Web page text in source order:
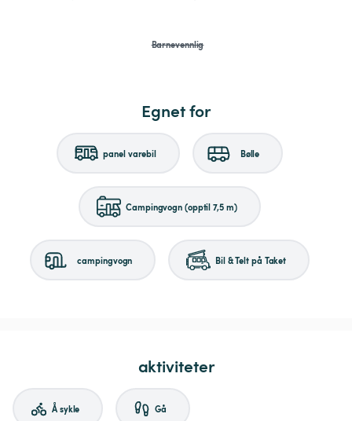
Barnevennlig
Egnet for
panel varebil Bølle
Campingvogn (opptil 7,5 m)
campingvogn Bil & Telt på Taket
aktiviteter
Å sykle Gå